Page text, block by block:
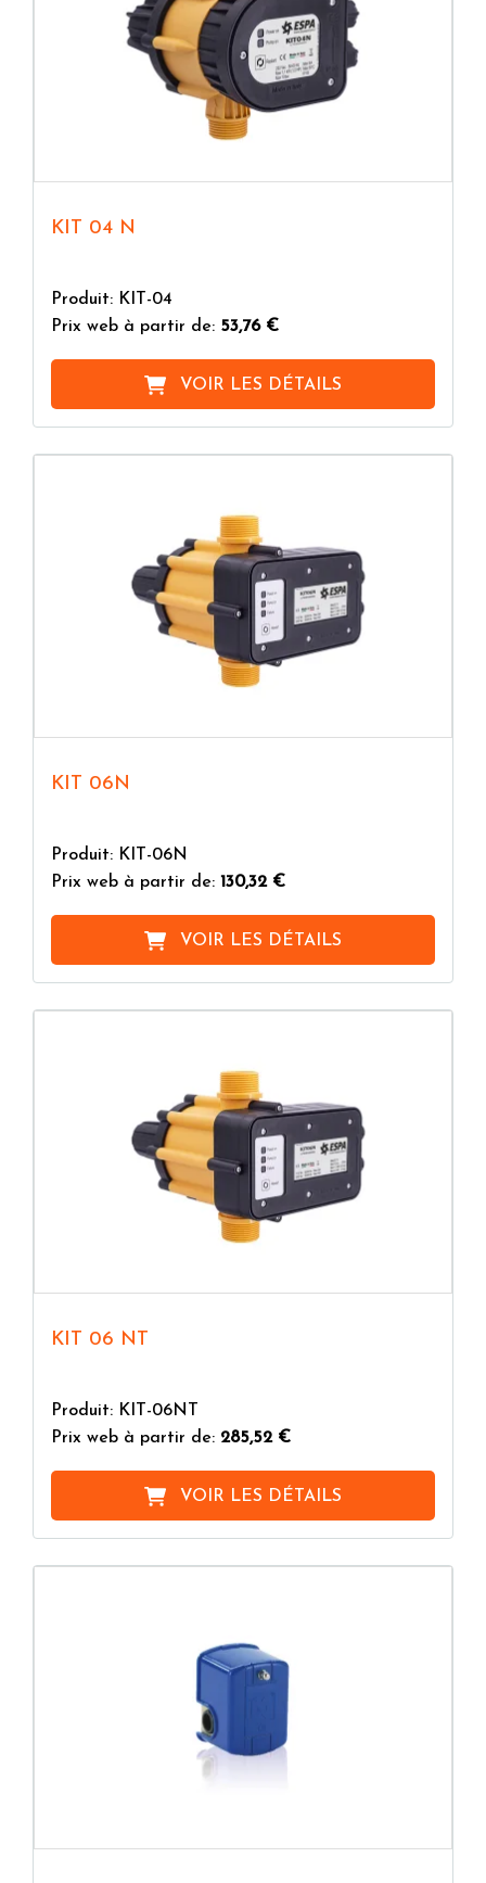
KIT 04 N
Produit: KIT-04
Prix web à partir de: 53,76 €
VOIR LES DÉTAILS
KIT 06N
Produit: KIT-06N
Prix web à partir de: 130,32 €
VOIR LES DÉTAILS
KIT 06 NT
Produit: KIT-06NT
Prix web à partir de: 285,52 €
VOIR LES DÉTAILS